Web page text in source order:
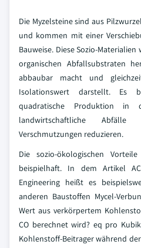
Die Myzelsteine sind aus
und kommen mit einer
Bauweise. Diese Sozio-
organischen Abfallsubstraten
abbaubar macht und
Isolationswert darstellt. Es
quadratische Produktion in
landwirtschaftliche
Verschmutzungen reduzieren.
Die sozio-ökologischen
beispielhaft. In dem Artikel
Engineering heißt es
anderen Baustoffen Mycel-
Wert aus verkörpertem
CO berechnet wird? eq pro
Kohlenstoff-Beitrager während